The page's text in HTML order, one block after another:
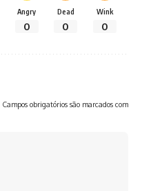
Angry
0
Dead
0
Wink
0
Campos obrigatórios são marcados com